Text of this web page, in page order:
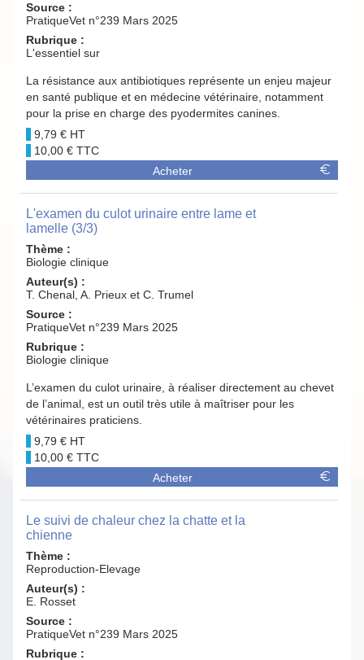
Source :
PratiqueVet n°239 Mars 2025
Rubrique :
L'essentiel sur
La résistance aux antibiotiques représente un enjeu majeur
en santé publique et en médecine vétérinaire, notamment
pour la prise en charge des pyodermites canines.
9,79 €
10,00 €
Acheter
L'examen du culot urinaire entre lame et
lamelle (3/3)
Thème :
Biologie clinique
Auteur(s) :
T. Chenal, A. Prieux et C. Trumel
Source :
PratiqueVet n°239 Mars 2025
Rubrique :
Biologie clinique
L’examen du culot urinaire, à réaliser directement au chevet
de l’animal, est un outil très utile à maîtriser pour les
vétérinaires praticiens.
9,79 €
10,00 €
Acheter
Le suivi de chaleur chez la chatte et la
chienne
Thème :
Reproduction-Elevage
Auteur(s) :
E. Rosset
Source :
PratiqueVet n°239 Mars 2025
Rubrique :